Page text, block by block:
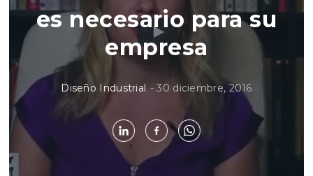
es necesario para su
empresa
Diseño Industrial -30 diciembre, 2016